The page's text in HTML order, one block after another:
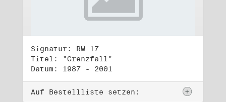
Signatur: RW 17
Titel: "Grenzfall"
Datum: 1987 - 2001
Auf Bestellliste setzen: